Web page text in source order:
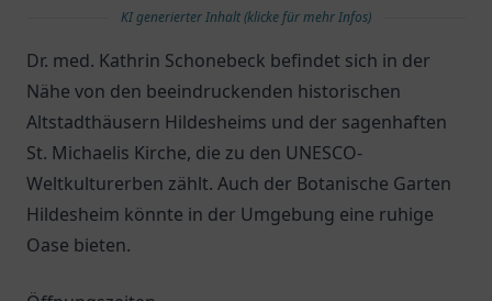
KI generierter Inhalt (klicke für mehr Infos)
Dr. med. Kathrin Schonebeck befindet sich in der
Nähe von den beeindruckenden historischen
Altstadthäusern Hildesheims und der sagenhaften
St. Michaelis Kirche, die zu den UNESCO-
Weltkulturerben zählt. Auch der Botanische Garten
Hildesheim könnte in der Umgebung eine ruhige
Oase bieten.